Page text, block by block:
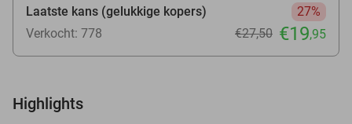
Laatste kans (gelukkige kopers)
27%
Verkocht: 778
€27,50 €19,95
Highlights